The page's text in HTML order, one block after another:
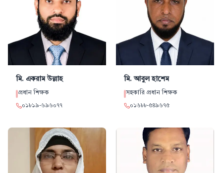
মি. একরাম উল্লাহ
প্রধান শিক্ষক
০১৮১৯-৬৯৬০৭৭
মি. আবুল হাশেম
সহকারি প্রধান শিক্ষক
০১৬৮৮-৫৪৯৬৭৫